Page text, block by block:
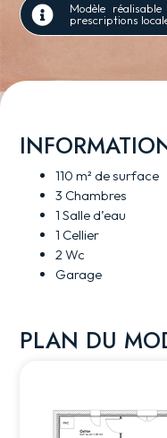
Modèle
prescriptions
110 m² de surface
3 Chambres
1 Salle d’eau
1 Cellier
2 Wc
Garage
PLAN DU